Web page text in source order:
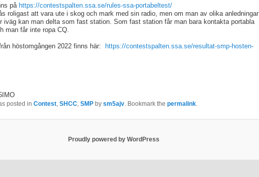
på https://contestspalten. ssa.se/rules-ssa-portabeltest/
roligast att vara ute i skog och mark med sin radio, men om man av olika anledningar
iväg kan man delta som fast station. Som fast station får man bara kontakta portabla
man får inte ropa CQ.
höstomgången 2022 finns här: https://contestspalten. ssa.se/resultat-smp-hosten-
posted in Contest, SHCC, SMPby sm5ajv. Bookmark the permalink.
Proudly powered by WordPress